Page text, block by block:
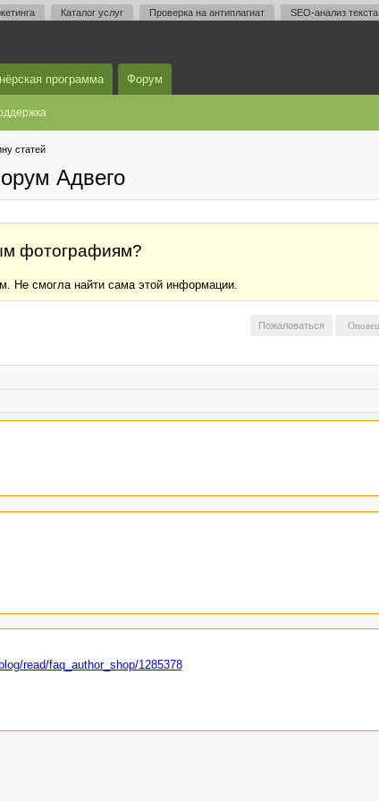
Каталог услуг Проверка на антиплагиат SEO-анализ текста
программа Форум
статей
Адвего
фотографиям?
Не смогла найти сама этой информации.
Пожаловаться
read/faq_author_shop/1285378